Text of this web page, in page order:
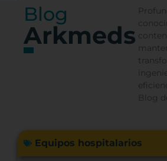
Blog
Arkmeds
Blog
Equipos hospitalarios